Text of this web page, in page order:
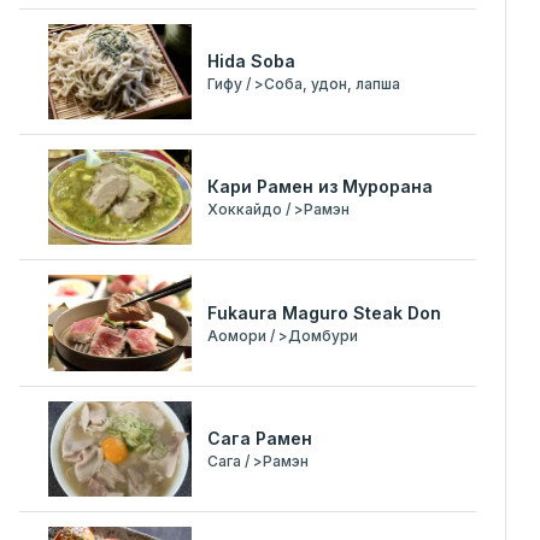
Hida Soba
Гифу / >Соба, удон, лапша
Кари Рамен из Мурорана
Хоккайдо / >Рамэн
Fukaura Maguro Steak Don
Аомори / >Домбури
Сага Рамен
Сага / >Рамэн